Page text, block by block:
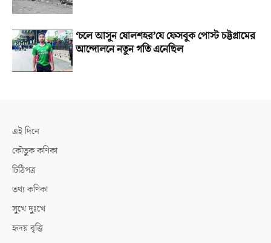
‘চলে আসুন ষোলশহর’যে ফেসবুক পোস্ট চট্টগ্রামের
আন্দোলনে নতুন গতি এনেছিল
এই দিনে
কৌতুক কণিকা
চিঠিপত্র
তথ্য কণিকা
সুখে দুঃখে
হৃদয় বৃত্তি